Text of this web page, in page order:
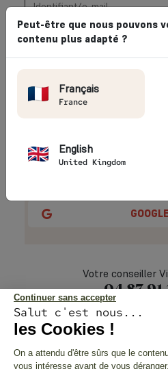
Se souvenir de moi
GOOGLE
Votre conseiller
04 87 91
Peut-être que nous pouvons
contenu plus adapté ?
Français
France
English
United Kingdom
Continuer sans accepter
Salut c'est nous...
les Cookies !
On a attendu d'être sûrs que le
vous intéresse avant de vous